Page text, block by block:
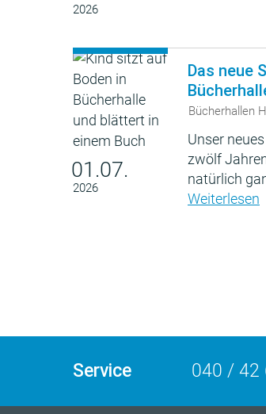
2026
01.07.
2026
Das neue
Bücherhallen
Unser
zwölf
natürlich
Weiterlesen
Service 040 / 42